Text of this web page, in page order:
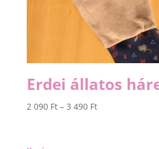
Erdei állatos
2 090 Ft – 3 490 FtÁrtartomány: